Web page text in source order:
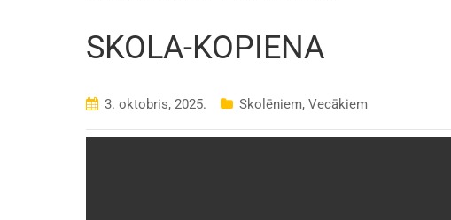
SKOLA-KOPIENA
3. oktobris, 2025. Skolēniem, Vecākiem